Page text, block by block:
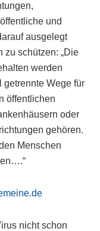
und
ausgelegt
zu schützen: „Die
werden
getrennte Wege für
öffentlichen
oder
gehören.
Menschen
nicht schon